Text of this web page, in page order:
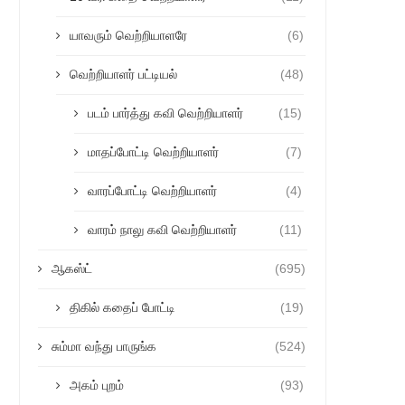
யாவரும் வெற்றியாளரே (6)
வெற்றியாளர் பட்டியல் (48)
படம் பார்த்து கவி வெற்றியாளர் (15)
மாதப்போட்டி வெற்றியாளர் (7)
வாரப்போட்டி வெற்றியாளர் (4)
வாரம் நாலு கவி வெற்றியாளர் (11)
ஆகஸ்ட் (695)
திகில் கதைப் போட்டி (19)
சும்மா வந்து பாருங்க (524)
அகம் புறம் (93)